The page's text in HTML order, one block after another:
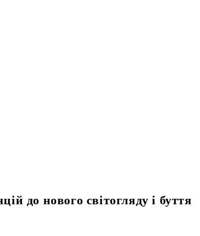
до нового світогляду і буття